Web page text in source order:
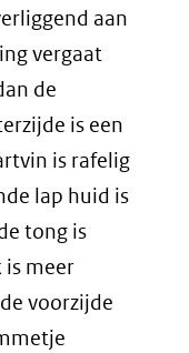
aan
vergaat
de
is een
is rafelig
lap huid is
tong is
is meer
voorzijde